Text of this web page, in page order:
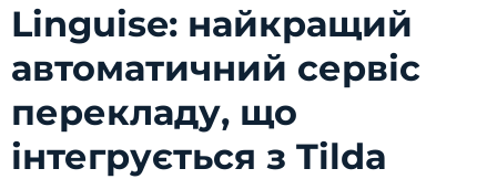
Linguise: найкращий
автоматичний сервіс
перекладу, що
інтегрується з Tilda